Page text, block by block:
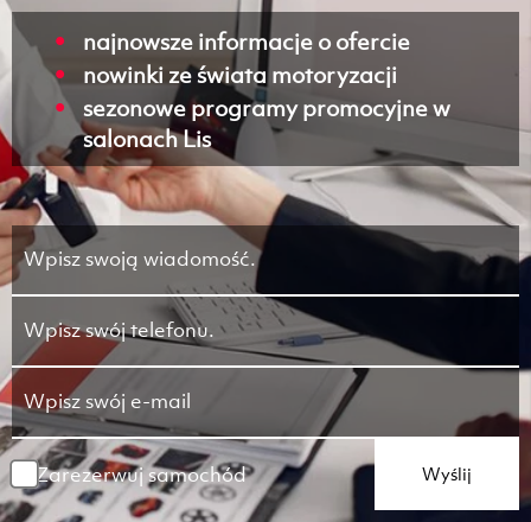
najnowsze informacje o ofercie
nowinki ze świata motoryzacji
sezonowe programy promocyjne w
salonach Lis
Zarezerwuj samochód Wyślij